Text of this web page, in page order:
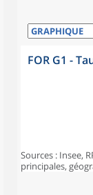
FOR G1 -
Sources : Insee,
principales,